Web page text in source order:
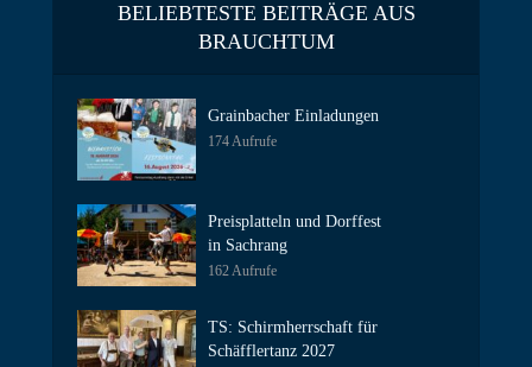
BELIEBTESTE BEITRÄGE AUS
BRAUCHTUM
Grainbacher Einladungen
174 Aufrufe
Preisplatteln und Dorffest
in Sachrang
162 Aufrufe
TS: Schirmherrschaft für
Schäfflertanz 2027